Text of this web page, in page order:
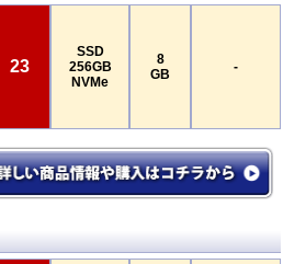
23
SSD
256GB
NVMe
8
GB
-